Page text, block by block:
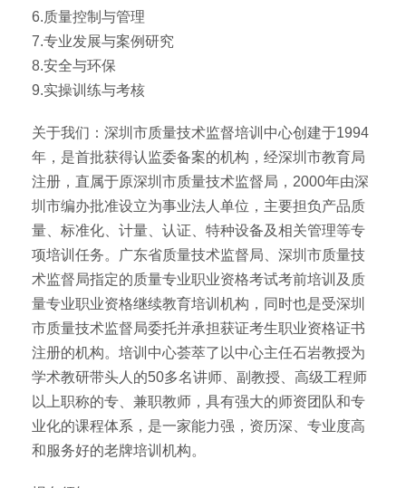
6.质量控制与管理
7.专业发展与案例研究
8.安全与环保
9.实操训练与考核
关于我们：深圳市质量技术监督培训中心创建于1994
年，是首批获得认监委备案的机构，经深圳市教育局
注册，直属于原深圳市质量技术监督局，2000年由深
圳市编办批准设立为事业法人单位，主要担负产品质
量、标准化、计量、认证、特种设备及相关管理等专
项培训任务。广东省质量技术监督局、深圳市质量技
术监督局指定的质量专业职业资格考试考前培训及质
量专业职业资格继续教育培训机构，同时也是受深圳
市质量技术监督局委托并承担获证考生职业资格证书
注册的机构。培训中心荟萃了以中心主任石岩教授为
学术教研带头人的50多名讲师、副教授、高级工程师
以上职称的专、兼职教师，具有强大的师资团队和专
业化的课程体系，是一家能力强，资历深、专业度高
和服务好的老牌培训机构。